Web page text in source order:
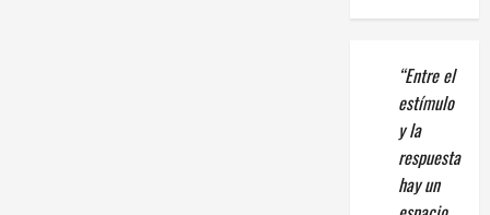
“Entre el
estímulo
y la
respuesta
hay un